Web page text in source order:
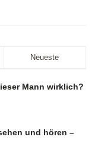
Neueste
Mann wirklich?
und hören –